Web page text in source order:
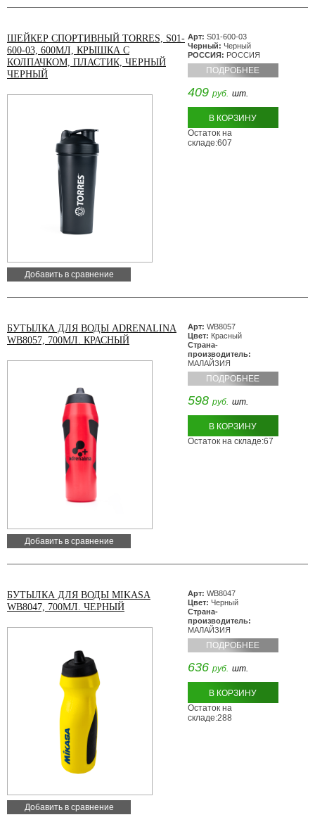
ШЕЙКЕР СПОРТИВНЫЙ TORRES, S01-
600-03, 600МЛ, КРЫШКА С
КОЛПАЧКОМ, ПЛАСТИК, ЧЕРНЫЙ
ЧЕРНЫЙ
Добавить в сравнение
Арт: S01-600-03
Черный: Черный
РОССИЯ: РОССИЯ
ПОДРОБНЕЕ
409 руб. шт.
В КОРЗИНУ
Остаток на
складе:607
БУТЫЛКА ДЛЯ ВОДЫ ADRENALINA
WB8057, 700МЛ. КРАСНЫЙ
Добавить в сравнение
Арт: WB8057
Цвет: Красный
Страна-
производитель:
МАЛАЙЗИЯ
ПОДРОБНЕЕ
598 руб. шт.
В КОРЗИНУ
Остаток на складе:67
БУТЫЛКА ДЛЯ ВОДЫ MIKASA
WB8047, 700МЛ. ЧЕРНЫЙ
Добавить в сравнение
Арт: WB8047
Цвет: Черный
Страна-
производитель:
МАЛАЙЗИЯ
ПОДРОБНЕЕ
636 руб. шт.
В КОРЗИНУ
Остаток на
складе:288